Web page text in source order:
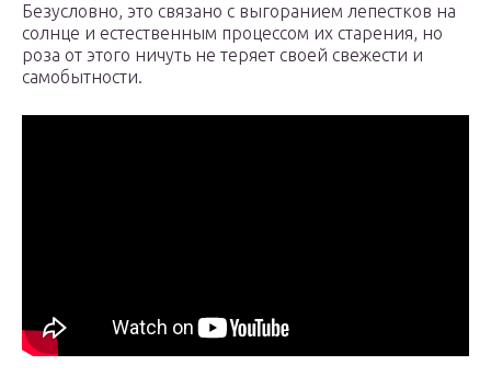
Безусловно, это связано с выгоранием лепестков на
солнце и естественным процессом их старения, но
роза от этого ничуть не теряет своей свежести и
самобытности.